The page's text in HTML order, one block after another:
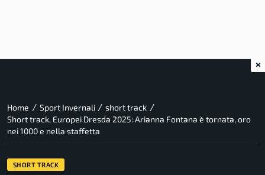
Home / Sport Invernali / short track /
Short track, Europei Dresda 2025: Arianna Fontana è tornata, oro
nei 1000 e nella staffetta
SHORT TRACK
×